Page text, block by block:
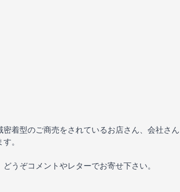
着型のご商売をされているお店さん、会社さん
。
うぞコメントやレターでお寄せ下さい。